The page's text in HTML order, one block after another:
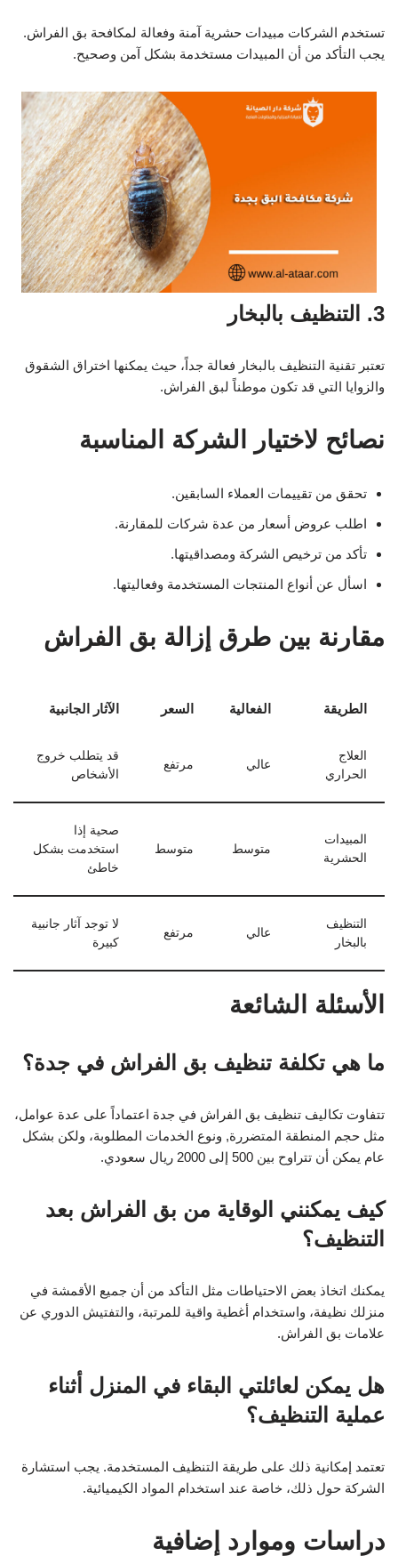
تستخدم الشركات مبيدات حشرية آمنة وفعالة لمكافحة بق الفراش.
يجب التأكد من أن المبيدات مستخدمة بشكل آمن وصحيح.
3. التنظيف بالبخار
تعتبر تقنية التنظيف بالبخار فعالة جداً، حيث يمكنها اختراق الشقوق
والزوايا التي قد تكون موطناً لبق الفراش.
نصائح لاختيار الشركة المناسبة
تحقق من تقييمات العملاء السابقين.
اطلب عروض أسعار من عدة شركات للمقارنة.
تأكد من ترخيص الشركة ومصداقيتها.
اسأل عن أنواع المنتجات المستخدمة وفعاليتها.
مقارنة بين طرق إزالة بق الفراش
الطريقة الفعالية السعر الآثار الجانبية
العلاج
الحراري
عالي مرتفع
قد يتطلب خروج
الأشخاص
المبيدات
الحشرية
متوسط متوسط
صحية إذا
استخدمت بشكل
خاطئ
التنظيف
بالبخار
عالي مرتفع
لا توجد آثار جانبية
كبيرة
الأسئلة الشائعة
ما هي تكلفة تنظيف بق الفراش في جدة؟
تتفاوت تكاليف تنظيف بق الفراش في جدة اعتماداً على عدة عوامل،
مثل حجم المنطقة المتضررة, ونوع الخدمات المطلوبة، ولكن بشكل
عام يمكن أن تتراوح بين 500 إلى 2000 ريال سعودي.
كيف يمكنني الوقاية من بق الفراش بعد
التنظيف؟
يمكنك اتخاذ بعض الاحتياطات مثل التأكد من أن جميع الأقمشة في
منزلك نظيفة، واستخدام أغطية واقية للمرتبة، والتفتيش الدوري عن
علامات بق الفراش.
هل يمكن لعائلتي البقاء في المنزل أثناء
عملية التنظيف؟
تعتمد إمكانية ذلك على طريقة التنظيف المستخدمة. يجب استشارة
الشركة حول ذلك، خاصة عند استخدام المواد الكيميائية.
دراسات وموارد إضافية